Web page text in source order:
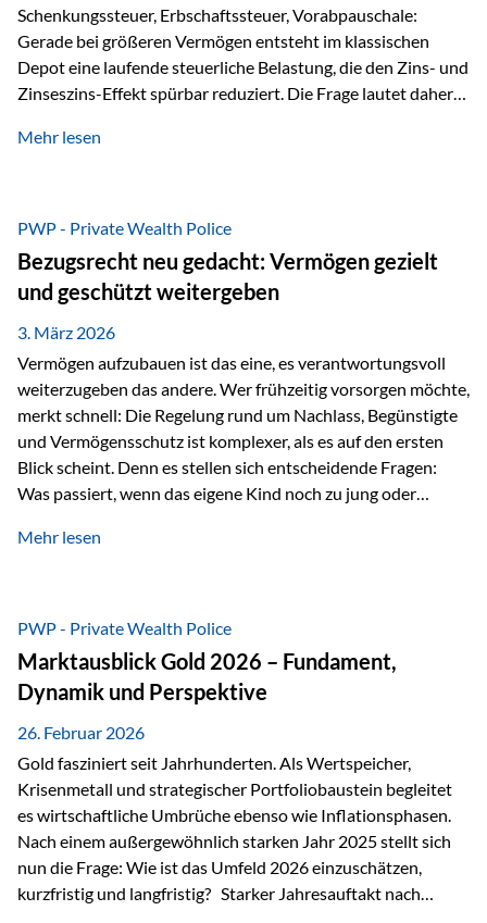
Schenkungssteuer, Erbschaftssteuer, Vorabpauschale:
Gerade bei größeren Vermögen entsteht im klassischen
Depot eine laufende steuerliche Belastung, die den Zins- und
Zinseszins-Effekt spürbar reduziert. Die Frage lautet daher:
nicht laufend Kapital entziehen – sondern möglichst lange im
Privatdepot fallen an: Abgeltungssteuer Fondsbesteuerung
(Vorabpauschale, Teilfreistellung) Kein steuerlicher Abzug
der Vermögensverwaltungs-Gebühren /
Depotbankgebühren Jährliches Steuerreporting erforderlich
Zinsen, Dividenden und Kursgewinne werden laufend
besteuert.
Mehr lesen
PWP - Private Wealth Police
Bezugsrecht neu gedacht: Vermögen gezielt
und geschützt weitergeben
3. März 2026
Vermögen aufzubauen ist das eine, es verantwortungsvoll
weiterzugeben das andere. Wer frühzeitig vorsorgen möchte,
merkt schnell: Die Regelung rund um Nachlass, Begünstigte
und Vermögensschutz ist komplexer, als es auf den ersten
Blick scheint. Denn es stellen sich entscheidende Fragen:
Was passiert, wenn das eigene Kind noch zu jung oder
verwalten? Wie kann verhindert werden, dass Ex-Partner,
unbürokratisch übertragen, ohne ausschließlich auf ein
Testament angewiesen zu sein? Wenn klassische Lösungen
nicht ausreichen Traditionelle Nachlassregelungen stoßen
oft…
Mehr lesen
PWP - Private Wealth Police
Marktausblick Gold 2026 – Fundament,
Dynamik und Perspektive
26. Februar 2026
Gold fasziniert seit Jahrhunderten. Als Wertspeicher,
Krisenmetall und strategischer Portfoliobaustein begleitet
es wirtschaftliche Umbrüche ebenso wie Inflationsphasen.
Nach einem außergewöhnlich starken Jahr 2025 stellt sich
nun die Frage: Wie ist das Umfeld 2026 einzuschätzen,
kurzfristig und langfristig? Starker Jahresauftakt nach